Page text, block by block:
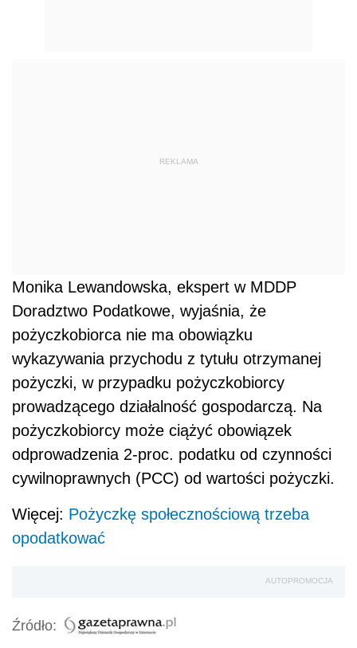
REKLAMA
Monika Lewandowska, ekspert w MDDP
Doradztwo Podatkowe, wyjaśnia, że
pożyczkobiorca nie ma obowiązku
wykazywania przychodu z tytułu otrzymanej
pożyczki, w przypadku pożyczkobiorcy
prowadzącego działalność gospodarczą. Na
pożyczkobiorcy może ciążyć obowiązek
odprowadzenia 2-proc. podatku od czynności
cywilnoprawnych (PCC) od wartości pożyczki.
Więcej: Pożyczkę społecznościową trzeba
opodatkować
AUTOPROMOCJA
Źródło: